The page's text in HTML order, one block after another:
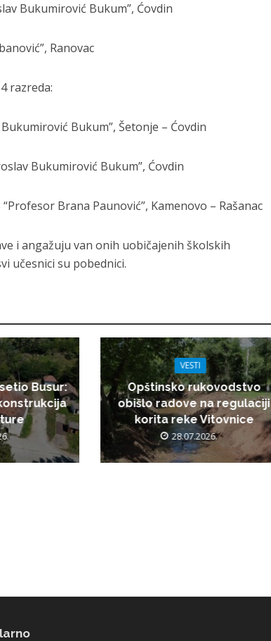
Bukumirović Bukum”, Ćovdin
Ranovac
razreda:
Bukum”, Šetonje – Ćovdin
Bukumirović Bukum”, Ćovdin
Brana Paunović”, Kamenovo – Rašanac
i angažuju van onih uobičajenih školskih
učesnici su pobednici.
Busur:
VESTI
Opštinsko rukovodstvo
obišlo radove na regulaciji
korita reke Vitovnice
28.07.2026.